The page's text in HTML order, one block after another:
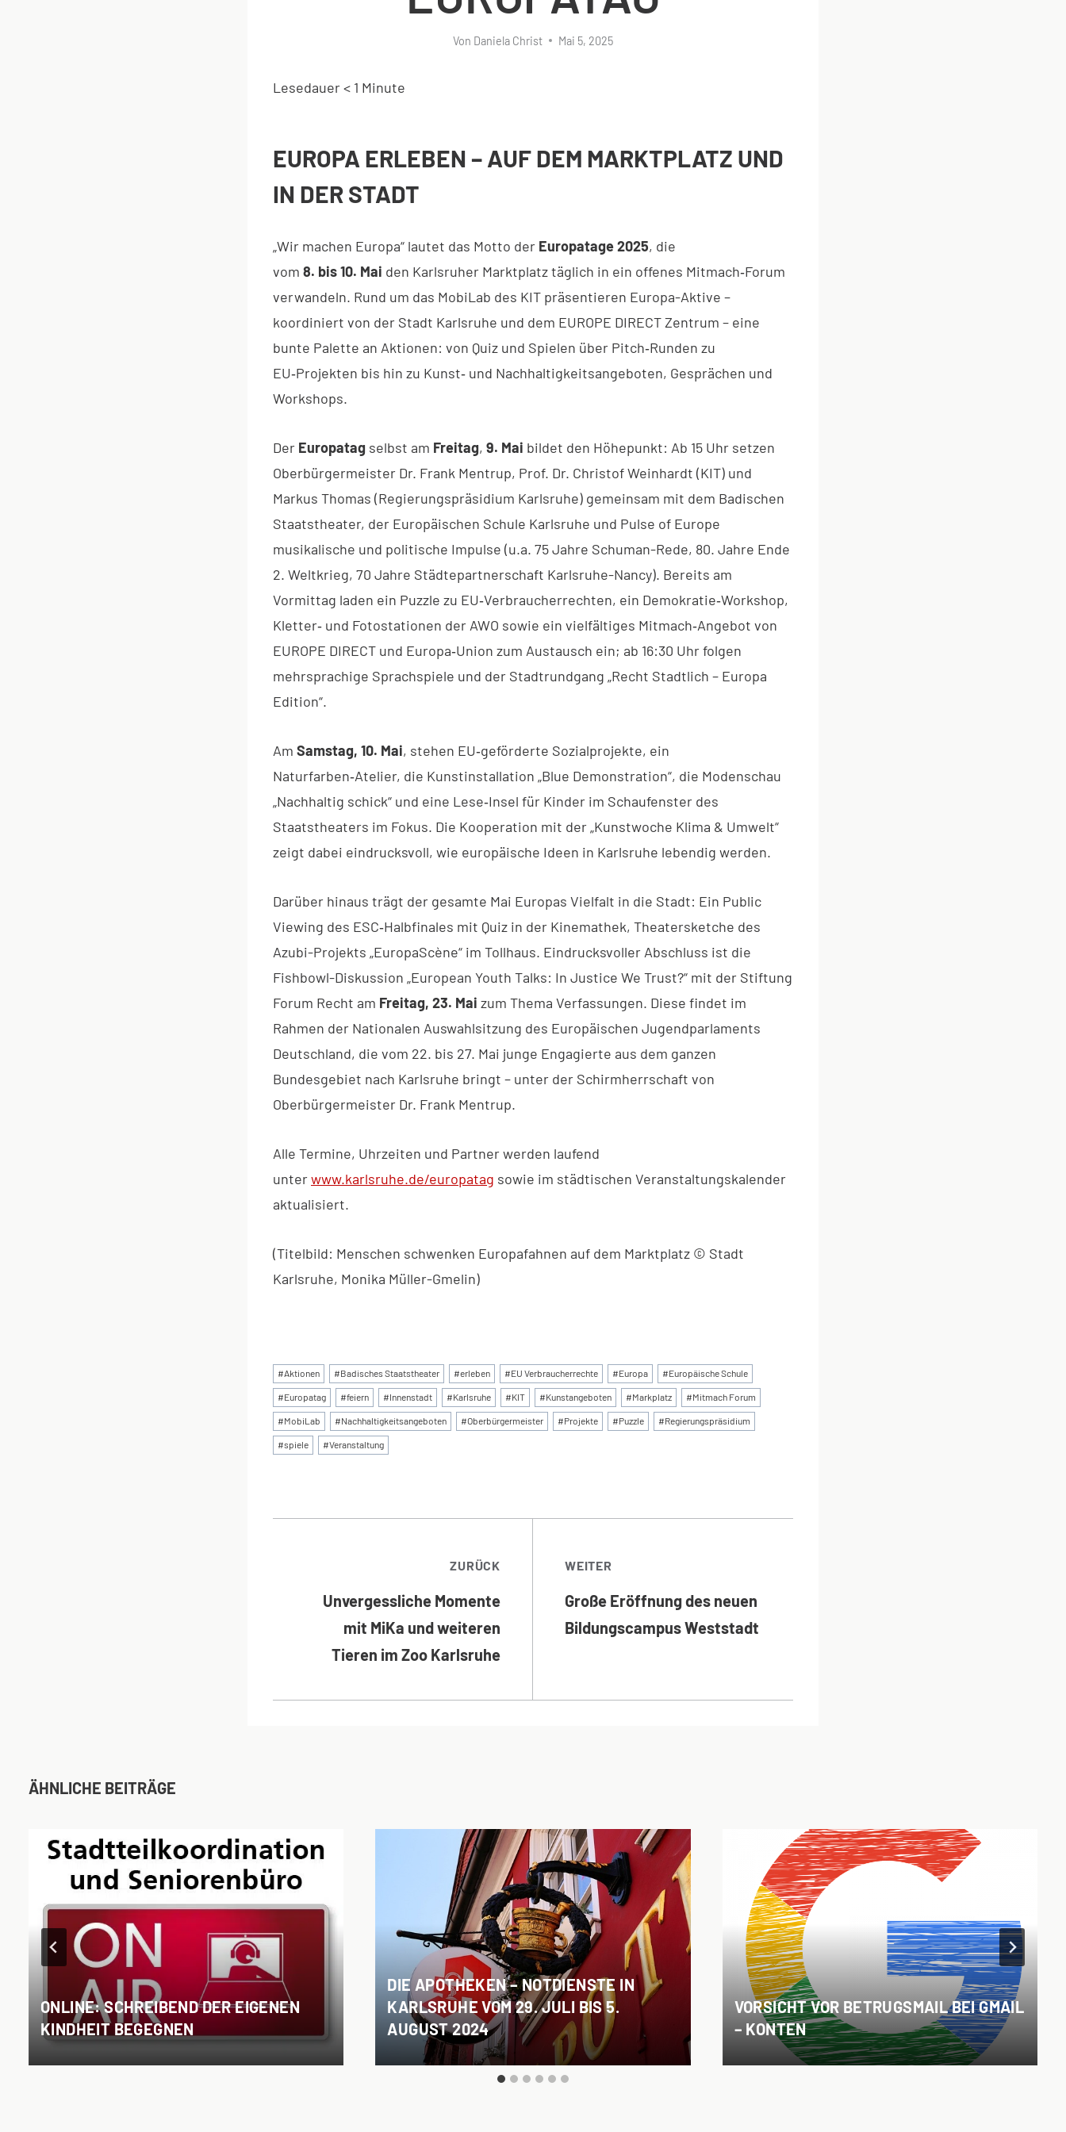
Von Daniela Christ Mai 5, 2025
Lesedauer< 1 Minute
EUROPA ERLEBEN – AUF DEM MARKTPLATZ UND
IN DER STADT
„Wir machen Europa“ lautet das Motto der Europatage 2025, die
vom 8. bis 10. Mai den Karlsruher Marktplatz täglich in ein offenes Mitmach‑Forum
verwandeln. Rund um das MobiLab des KIT präsentieren Europa-Aktive –
koordiniert von der Stadt Karlsruhe und dem EUROPE DIRECT Zentrum – eine
bunte Palette an Aktionen: von Quiz und Spielen über Pitch‑Runden zu
EU‑Projekten bis hin zu Kunst‑ und Nachhaltigkeitsangeboten, Gesprächen und
Workshops.
Der Europatag selbst am Freitag, 9. Mai bildet den Höhepunkt: Ab 15 Uhr setzen
Oberbürgermeister Dr. Frank Mentrup, Prof. Dr. Christof Weinhardt (KIT) und
Markus Thomas (Regierungspräsidium Karlsruhe) gemeinsam mit dem Badischen
Staatstheater, der Europäischen Schule Karlsruhe und Pulse of Europe
musikalische und politische Impulse (u.a. 75 Jahre Schuman-Rede, 80. Jahre Ende
2. Weltkrieg, 70 Jahre Städtepartnerschaft Karlsruhe-Nancy). Bereits am
Vormittag laden ein Puzzle zu EU‑Verbraucherrechten, ein Demokratie‑Workshop,
Kletter‑ und Fotostationen der AWO sowie ein vielfältiges Mitmach‑Angebot von
EUROPE DIRECT und Europa‑Union zum Austausch ein; ab 16:30 Uhr folgen
mehrsprachige Sprachspiele und der Stadtrundgang „Recht Stadtlich – Europa
Edition“.
Am Samstag, 10. Mai, stehen EU‑geförderte Sozialprojekte, ein
Naturfarben‑Atelier, die Kunstinstallation „Blue Demonstration“, die Modenschau
„Nachhaltig schick“ und eine Lese‑Insel für Kinder im Schaufenster des
Staatstheaters im Fokus. Die Kooperation mit der „Kunstwoche Klima & Umwelt“
zeigt dabei eindrucksvoll, wie europäische Ideen in Karlsruhe lebendig werden.
Darüber hinaus trägt der gesamte Mai Europas Vielfalt in die Stadt: Ein Public
Viewing des ESC‑Halbfinales mit Quiz in der Kinemathek, Theatersketche des
Azubi-Projekts „EuropaScène“ im Tollhaus. Eindrucksvoller Abschluss ist die
Fishbowl-Diskussion „European Youth Talks: In Justice We Trust?“ mit der Stiftung
Forum Recht am Freitag, 23. Mai zum Thema Verfassungen. Diese findet im
Rahmen der Nationalen Auswahlsitzung des Europäischen Jugendparlaments
Deutschland, die vom 22. bis 27. Mai junge Engagierte aus dem ganzen
Bundesgebiet nach Karlsruhe bringt – unter der Schirmherrschaft von
Oberbürgermeister Dr. Frank Mentrup.
Alle Termine, Uhrzeiten und Partner werden laufend
unterwww.karlsruhe.de/europatag sowie im städtischen Veranstaltungskalender
aktualisiert.
(Titelbild: Menschen schwenken Europafahnen auf dem Marktplatz © Stadt
Karlsruhe, Monika Müller-Gmelin)
Schlagworte:
#Aktionen #Badisches Staatstheater #erleben #EU Verbraucherrechte #Europa #Europäische Schule
#Europatag #feiern #Innenstadt #Karlsruhe #KIT #Kunstangeboten #Markplatz #Mitmach Forum
#MobiLab #Nachhaltigkeitsangeboten #Oberbürgermeister #Projekte #Puzzle #Regierungspräsidium
#spiele #Veranstaltung
BEITRAGSNAVIGATION
ZURÜCK
Unvergessliche Momente
mit MiKa und weiteren
Tieren im Zoo Karlsruhe
WEITER
Große Eröffnung des neuen
Bildungscampus Weststadt
ÄHNLICHE BEITRÄGE
ONLINE: SCHREIBEND DER EIGENEN
KINDHEIT BEGEGNEN
DIE APOTHEKEN – NOTDIENSTE IN
KARLSRUHE VOM 29. JULI BIS 5.
AUGUST 2024
VORSICHT VOR BETRUGSMAIL BEI GMAIL
– KONTEN